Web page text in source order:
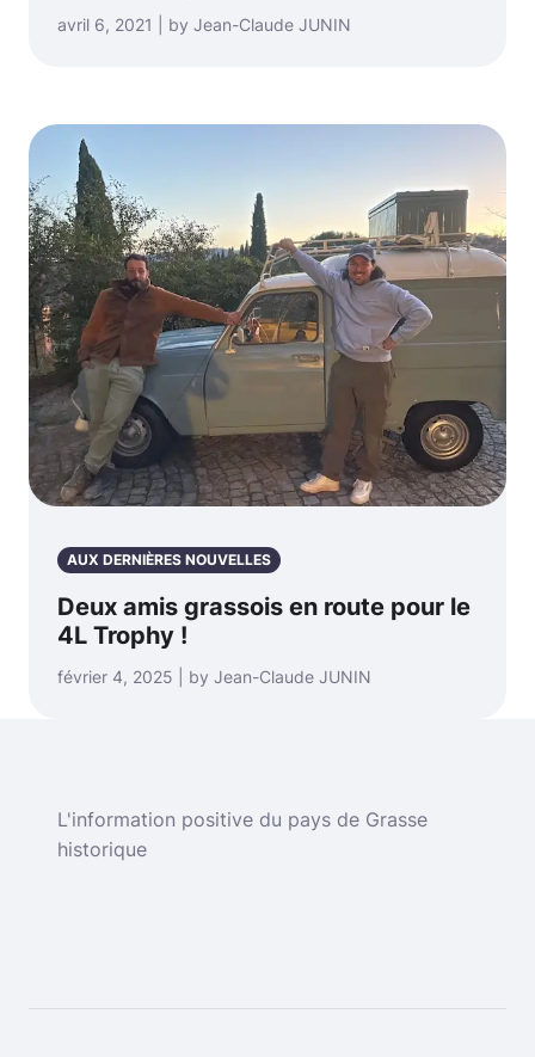
avril 6, 2021 | by Jean-Claude JUNIN
AUX DERNIÈRES NOUVELLES
Deux amis grassois en route pour le
4L Trophy !
février 4, 2025 | by Jean-Claude JUNIN
L'information positive du pays de Grasse
historique